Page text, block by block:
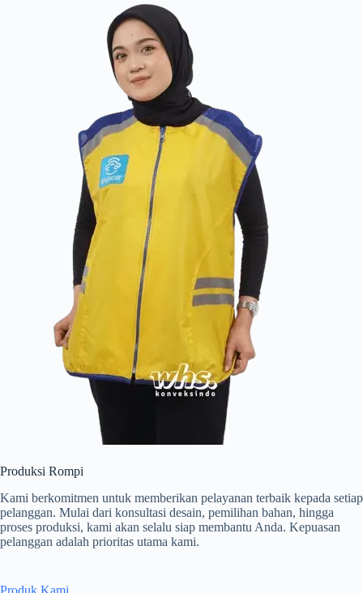
Produksi Rompi
Kami berkomitmen untuk memberikan pelayanan terbaik kepada setiap
pelanggan. Mulai dari konsultasi desain, pemilihan bahan, hingga
proses produksi, kami akan selalu siap membantu Anda. Kepuasan
pelanggan adalah prioritas utama kami.
Produk Kami